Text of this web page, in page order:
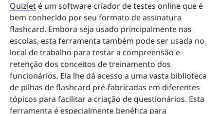
Quizlet é um software criador de testes online que é
bem conhecido por seu formato de assinatura
flashcard. Embora seja usado principalmente nas
escolas, esta ferramenta também pode ser usada no
local de trabalho para testar a compreensão e
retenção dos conceitos de treinamento dos
funcionários. Ela lhe dá acesso a uma vasta biblioteca
de pilhas de flashcard pré-fabricadas em diferentes
tópicos para facilitar a criação de questionários. Esta
ferramenta é especialmente benéfica para